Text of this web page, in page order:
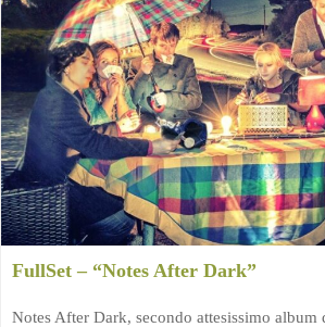
FullSet – “Notes After Dark”
Notes After Dark, secondo attesissimo album